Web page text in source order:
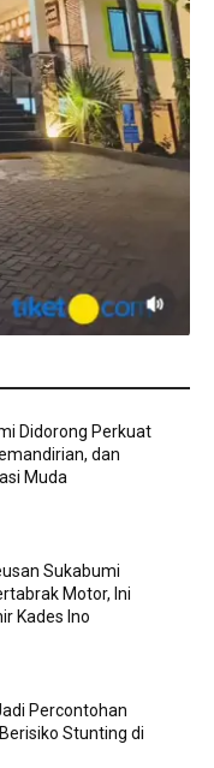
Didorong Perkuat
dan
Muda
Sukabumi
Motor, Ini
Kades Ino
Percontohan
Stunting di